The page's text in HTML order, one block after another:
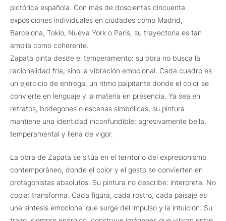
pictórica española. Con más de doscientas cincuenta
exposiciones individuales en ciudades como Madrid,
Barcelona, Tokio, Nueva York o París, su trayectoria es tan
amplia como coherente.
Zapata pinta desde el temperamento: su obra no busca la
racionalidad fría, sino la vibración emocional. Cada cuadro es
un ejercicio de entrega, un ritmo palpitante donde el color se
convierte en lenguaje y la materia en presencia. Ya sea en
retratos, bodegones o escenas simbólicas, su pintura
mantiene una identidad inconfundible: agresivamente bella,
temperamental y llena de vigor.
La obra de Zapata se sitúa en el territorio del expresionismo
contemporáneo, donde el color y el gesto se convierten en
protagonistas absolutos. Su pintura no describe: interpreta. No
copia: transforma. Cada figura, cada rostro, cada paisaje es
una síntesis emocional que surge del impulso y la intuición. Su